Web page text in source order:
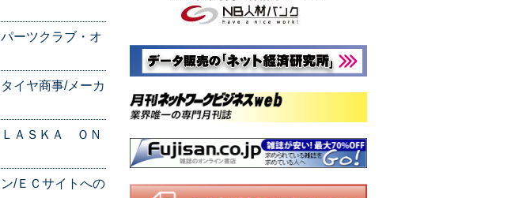
ーツクラブ・オ
イヤ商事/メーカ
ＬＡＳＫＡ ＯＮ
/ＥＣサイトへの